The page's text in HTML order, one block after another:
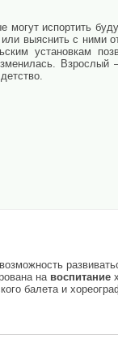
могут испортить
выяснить с ними
установкам
на воспитание
балета и